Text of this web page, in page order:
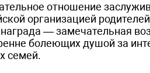
отношение
организацией
— замечательная
болеющих душой за
семей.